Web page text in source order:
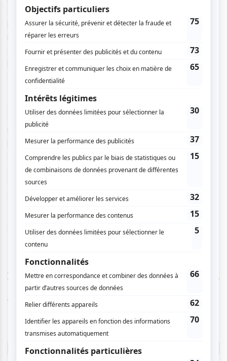
collaboration du sculpteur espagnol Victor Ochoa, dont
l’œuvre se construit en direct sur scène. Porté par
l’Orchestre de l’Agora, cet opéra alterne entre français et
espagnol, créant une expérience viscérale et
Caché dans un réservoir souterrain à Madrid, le sculpteur
en façonnant sa dernière oeuvre : une sculpture qui
dénonce la brutalité du régime. Sa nièce Anita, seule à lui
rendre visite, cherche la vérité sur la disparition de son
père — un secret que Macario porte depuis des années.
Son insistance provoque l’aveu qui bouleversera son
destin. Au seuil de la mort, Macario lui confie la lettre ;
Anita traversera les Pyrénées pour faire entendre la voix
AUCUN COMMENTAIRE
Vous devez être connecté pour
donner un avis.
Connectez-vous ici.